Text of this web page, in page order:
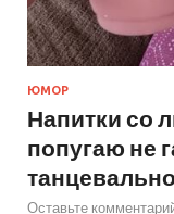
ЮМОР
Напитки со
попугаю не
Оставьте